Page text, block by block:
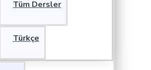
Tüm Dersler
Türkçe